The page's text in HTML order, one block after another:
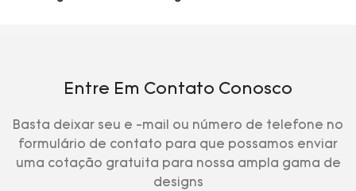
Entre Em Contato Conosco
Basta deixar seu e -mail ou número de telefone no
formulário de contato para que possamos enviar
uma cotação gratuita para nossa ampla gama de
designs